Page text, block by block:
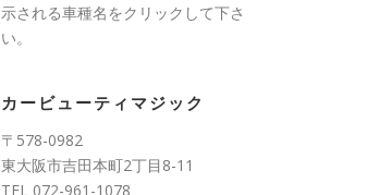
示される車種名をクリックして下さ
い。
カービューティマジック
〒578-0982
東大阪市吉田本町2丁目8-11
TEL 072-961-1078